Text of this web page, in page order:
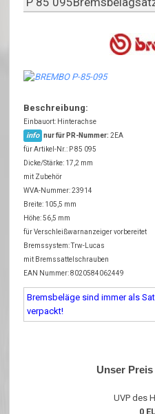
Beschreibung:
Einbauort: Hinterachse
info nur für PR-Nummer: 2EA
für Artikel-Nr.: P 85 095
Dicke/Stärke: 17,2 mm
mit Zubehör
WVA-Nummer: 23914
Breite: 105,5 mm
Höhe: 56,5 mm
für Verschleißwarnanzeiger vorbereitet
Bremssystem: Trw-Lucas
mit Bremssattelschrauben
EAN Nummer: 8020584062449
Bremsbeläge sind immer als
verpackt!
Unser
UVP des
0